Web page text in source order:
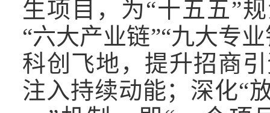
生项目，为“十五五”
“六大产业链”“九大专
科创飞地，提升招商
注入持续动能；深化“